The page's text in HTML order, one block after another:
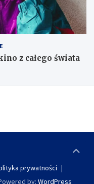
z całego świata
prywatności
by: WordPress